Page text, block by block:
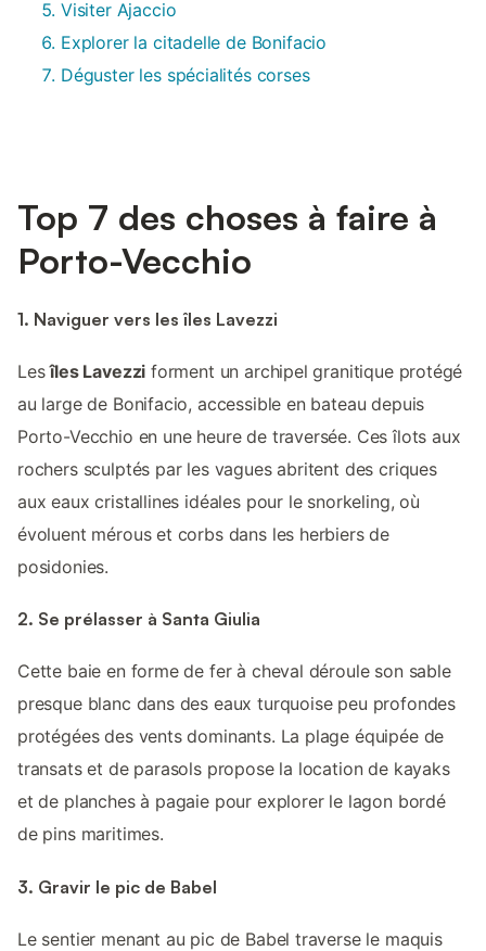
Visiter Ajaccio
Explorer la citadelle de Bonifacio
Déguster les spécialités corses
Top 7 des choses à faire à
Porto-Vecchio
1. Naviguer vers les îles Lavezzi
Lesîles Lavezzi forment un archipel granitique protégé
au large de Bonifacio, accessible en bateau depuis
Porto-Vecchio en une heure de traversée. Ces îlots aux
rochers sculptés par les vagues abritent des criques
aux eaux cristallines idéales pour le snorkeling, où
évoluent mérous et corbs dans les herbiers de
posidonies.
2. Se prélasser à Santa Giulia
Cette baie en forme de fer à cheval déroule son sable
presque blanc dans des eaux turquoise peu profondes
protégées des vents dominants. La plage équipée de
transats et de parasols propose la location de kayaks
et de planches à pagaie pour explorer le lagon bordé
de pins maritimes.
3. Gravir le pic de Babel
Le sentier menant au pic de Babel traverse le maquis